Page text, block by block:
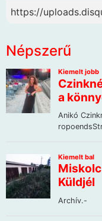
https://
Népszerű